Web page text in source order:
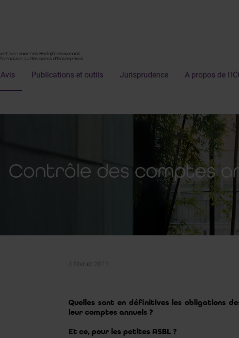
Avis Publications et outils Jurisprudence A propos de
Contrôle des comptes
4 février 2011
Quelles sont en définitives les obligations
leur comptes annuels ?
Et ce, pour les petites ASBL ?